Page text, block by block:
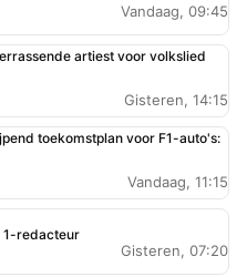
Vandaag, 09:45
artiest voor volkslied
Gisteren, 14:15
toekomstplan voor F1-auto's:
Vandaag, 11:15
1-redacteur
Gisteren, 07:20